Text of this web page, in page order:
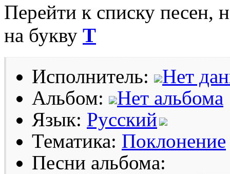
Перейти к списку песен,
на букву Т
Исполнитель:
Нет
Альбом:
Нет альбома
Язык: Русский
Тематика: Поклонение
Песни альбома: